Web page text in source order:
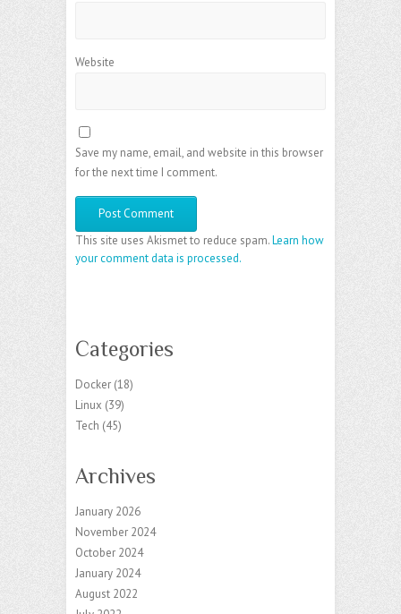
Website
Save my name, email, and website in this browser
for the next time I comment.
This site uses Akismet to reduce spam.Learn how
your comment data is processed.
Categories
Docker (18)
Linux (39)
Tech (45)
Archives
January 2026
November 2024
October 2024
January 2024
August 2022